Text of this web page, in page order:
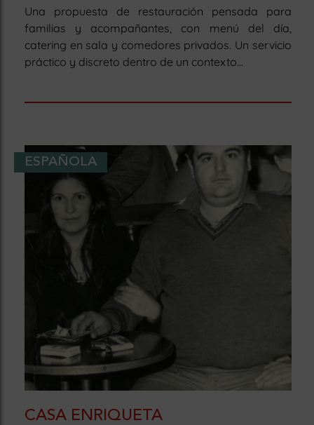
Una propuesta de restauración pensada para
familias y acompañantes, con menú del día,
catering en sala y comedores privados. Un servicio
práctico y discreto dentro de un contexto...
ESPAÑOLA
CASA ENRIQUETA